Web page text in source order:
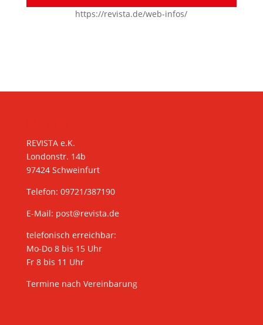
https://revista.de/web-infos/
REVISTA e.K.
Londonstr. 14b
97424 Schweinfurt
Telefon: 09721/387190
E-Mail: post@revista.de
telefonisch erreichbar:
Mo-Do 8 bis 15 Uhr
Fr 8 bis 11 Uhr
Termine nach Vereinbarung